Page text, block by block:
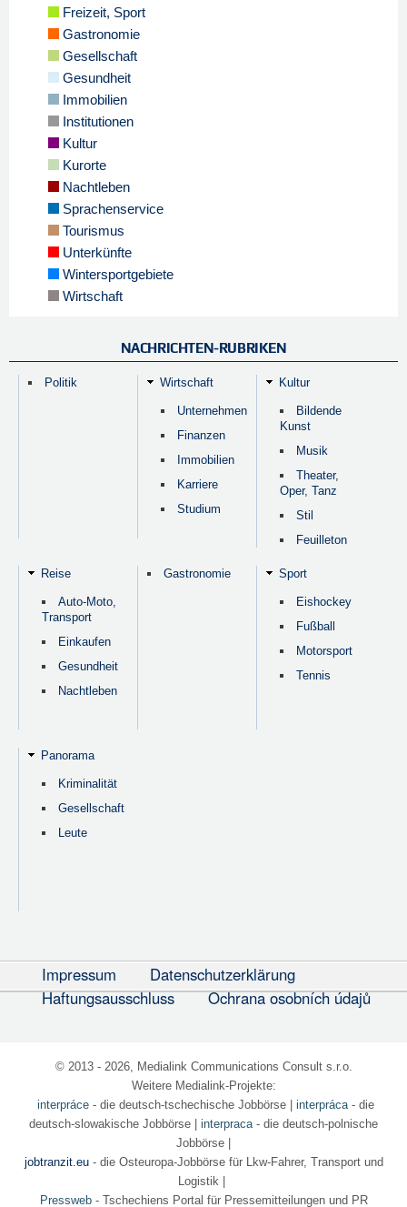
Freizeit, Sport
Gastronomie
Gesellschaft
Gesundheit
Immobilien
Institutionen
Kultur
Kurorte
Nachtleben
Sprachenservice
Tourismus
Unterkünfte
Wintersportgebiete
Wirtschaft
NACHRICHTEN-RUBRIKEN
Politik Wirtschaft
Unternehmen
Finanzen
Immobilien
Karriere
Studium
Kultur
Bildende
Kunst
Musik
Theater,
Oper, Tanz
Stil
Feuilleton
Reise
Auto-Moto,
Transport
Einkaufen
Gesundheit
Nachtleben
Gastronomie Sport
Eishockey
Fußball
Motorsport
Tennis
Panorama
Kriminalität
Gesellschaft
Leute
Impressum
Datenschutzerklärung
Haftungsausschluss
Ochrana osobních údajů
© 2013 - 2026, Medialink Communications Consult s.r.o.
Weitere Medialink-Projekte:
interpráce- die deutsch-tschechische Jobbörse| interpráca- die
deutsch-slowakische Jobbörse | interpraca- die deutsch-polnische
Jobbörse |
jobtranzit.eu- die Osteuropa-Jobbörse für Lkw-Fahrer, Transport und
Logistik |
Pressweb- Tschechiens Portal für Pressemitteilungen und PR